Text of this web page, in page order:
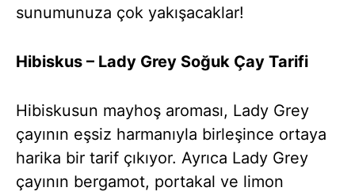
sunumunuza çok yakışacaklar!
Hibiskus – Lady Grey Soğuk Çay Tarifi
Hibiskusun mayhoş aroması, Lady Grey
çayının eşsiz harmanıyla birleşince ortaya
harika bir tarif çıkıyor. Ayrıca Lady Grey
çayının bergamot, portakal ve limon